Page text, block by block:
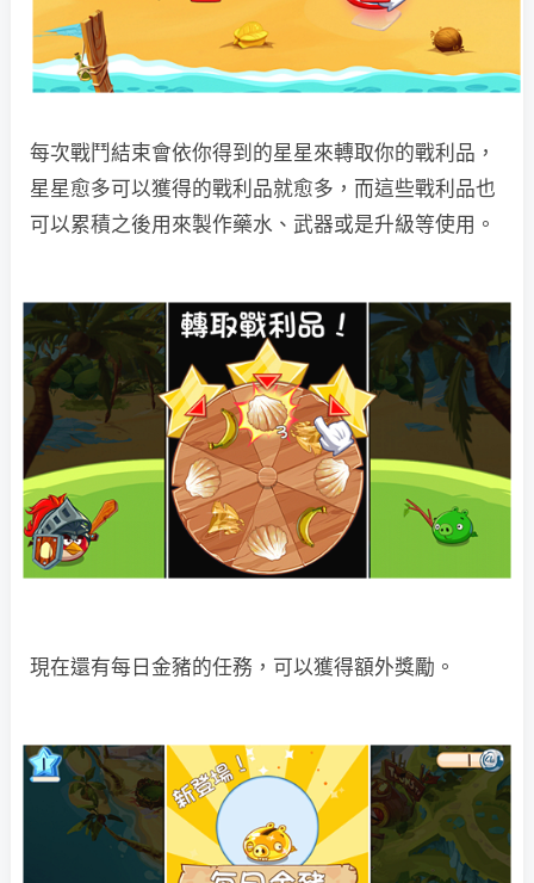
每次戰鬥結束會依你得到的星星來轉取你的戰利品，
星星愈多可以獲得的戰利品就愈多，而這些戰利品也
可以累積之後用來製作藥水、武器或是升級等使用。
現在還有每日金豬的任務，可以獲得額外獎勵。